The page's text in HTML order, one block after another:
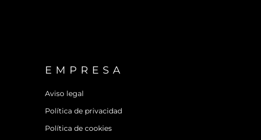
EMPRESA
Aviso legal
Política de privacidad
Política de cookies